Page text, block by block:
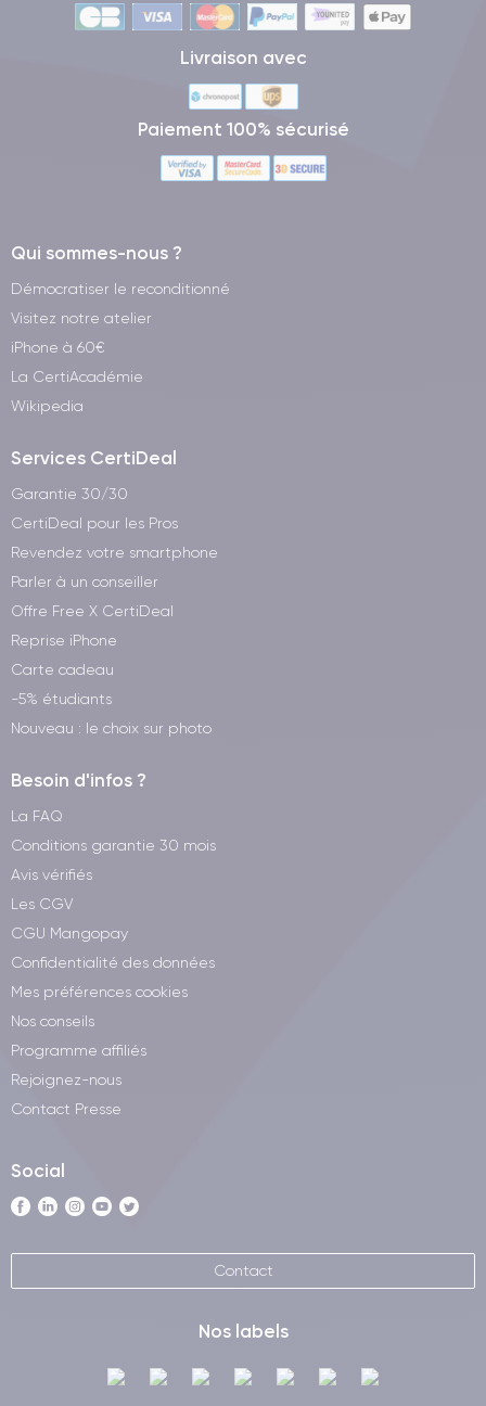
Livraison avec
Paiement 100% sécurisé
Qui sommes-nous ?
Démocratiser le reconditionné
Visitez notre atelier
iPhone à 60€
La CertiAcadémie
Wikipedia
Services CertiDeal
Garantie 30/30
CertiDeal pour les Pros
Revendez votre smartphone
Parler à un conseiller
Offre Free X CertiDeal
Reprise iPhone
Carte cadeau
-5% étudiants
Nouveau : le choix sur photo
Besoin d'infos ?
La FAQ
Conditions garantie 30 mois
Avis vérifiés
Les CGV
CGU Mangopay
Confidentialité des données
Mes préférences cookies
Nos conseils
Programme affiliés
Rejoignez-nous
Contact Presse
Social
Contact
Nos labels